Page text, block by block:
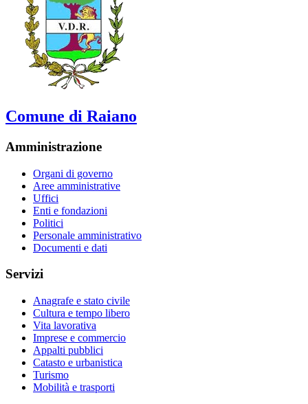
Comune di Raiano
Amministrazione
Organi di governo
Aree amministrative
Uffici
Enti e fondazioni
Politici
Personale amministrativo
Documenti e dati
Servizi
Anagrafe e stato civile
Cultura e tempo libero
Vita lavorativa
Imprese e commercio
Appalti pubblici
Catasto e urbanistica
Turismo
Mobilità e trasporti